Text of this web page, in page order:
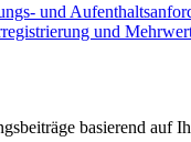
und
und
basierend auf